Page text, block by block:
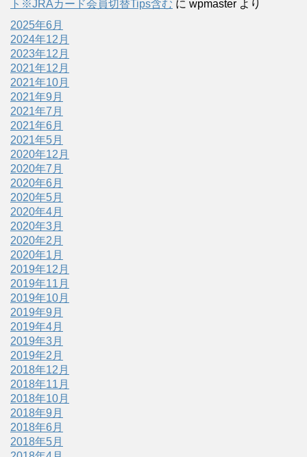
ト※JRAカード会員切替Tips含む に wpmaster より
2025年6月
2024年12月
2023年12月
2021年12月
2021年10月
2021年9月
2021年7月
2021年6月
2021年5月
2020年12月
2020年7月
2020年6月
2020年5月
2020年4月
2020年3月
2020年2月
2020年1月
2019年12月
2019年11月
2019年10月
2019年9月
2019年4月
2019年3月
2019年2月
2018年12月
2018年11月
2018年10月
2018年9月
2018年6月
2018年5月